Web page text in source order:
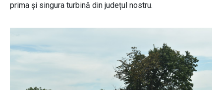
prima și singura turbină din județul nostru.